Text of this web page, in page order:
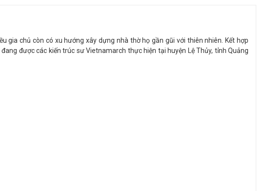
gia chủ còn có xu hướng xây dựng nhà thờ họ gần gũi với thiên nhiên. Kết hợp
được các kiến trúc sư Vietnamarch thực hiện tại huyện Lệ Thủy, tỉnh Quảng